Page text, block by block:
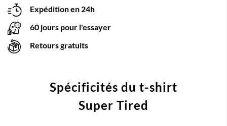
Expédition en 24h
60 jours pour l'essayer
Retours gratuits
Spécificités du t-shirt
Super Tired